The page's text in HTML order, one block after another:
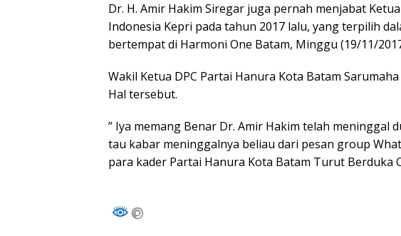
Dr. H. Amir Hakim Siregar juga pernah menjabat
Indonesia Kepri pada tahun 2017 lalu, yang terpilih
bertempat di Harmoni One Batam, Minggu (19/11/
Wakil Ketua DPC Partai Hanura Kota Batam
Hal tersebut.
” Iya memang Benar Dr. Amir Hakim telah meninggal
tau kabar meninggalnya beliau dari pesan group
para kader Partai Hanura Kota Batam Turut Berduka